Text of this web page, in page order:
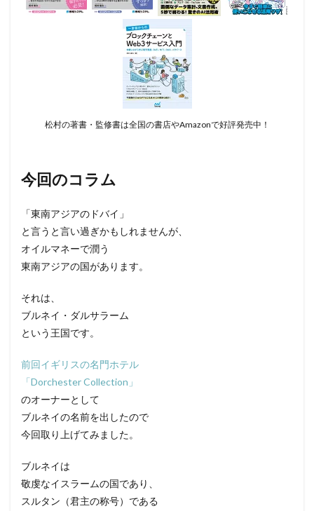
松村の著書・監修書は全国の書店やAmazonで好評発売中！
今回のコラム
「東南アジアのドバイ」
と言うと言い過ぎかもしれませんが、
オイルマネーで潤う
東南アジアの国があります。
それは、
ブルネイ・ダルサラーム
という王国です。
前回イギリスの名門ホテル
「Dorchester Collection」
のオーナーとして
ブルネイの名前を出したので
今回取り上げてみました。
ブルネイは
敬虔なイスラームの国であり、
スルタン（君主の称号）である